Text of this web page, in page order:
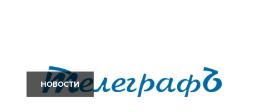
НОВОСТИ